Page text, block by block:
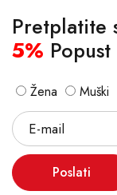
Pretplatite
5% Popust
Žena Muški
Poslati